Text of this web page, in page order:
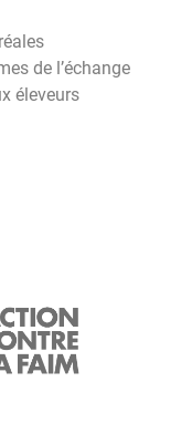
de l’échange
éleveurs